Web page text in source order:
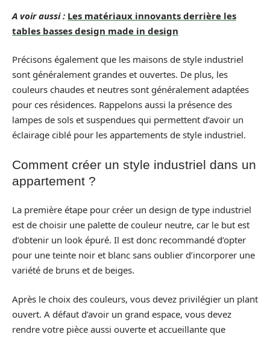
A voir aussi : Les matériaux innovants derrière les
tables basses design made in design
Précisons également que les maisons de style industriel
sont généralement grandes et ouvertes. De plus, les
couleurs chaudes et neutres sont généralement adaptées
pour ces résidences. Rappelons aussi la présence des
lampes de sols et suspendues qui permettent d’avoir un
éclairage ciblé pour les appartements de style industriel.
Comment créer un style industriel dans un
appartement ?
La première étape pour créer un design de type industriel
est de choisir une palette de couleur neutre, car le but est
d’obtenir un look épuré. Il est donc recommandé d’opter
pour une teinte noir et blanc sans oublier d’incorporer une
variété de bruns et de beiges.
Après le choix des couleurs, vous devez privilégier un plant
ouvert. A défaut d’avoir un grand espace, vous devez
rendre votre pièce aussi ouverte et accueillante que